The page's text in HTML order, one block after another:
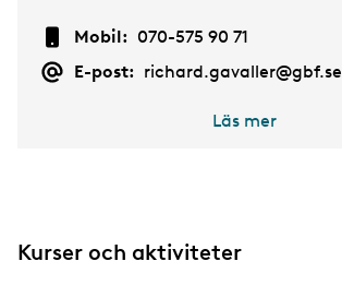
Mobil: 070-575 90 71
E-post: richard.gavaller@gbf.se
Läs mer
Kurser och aktiviteter